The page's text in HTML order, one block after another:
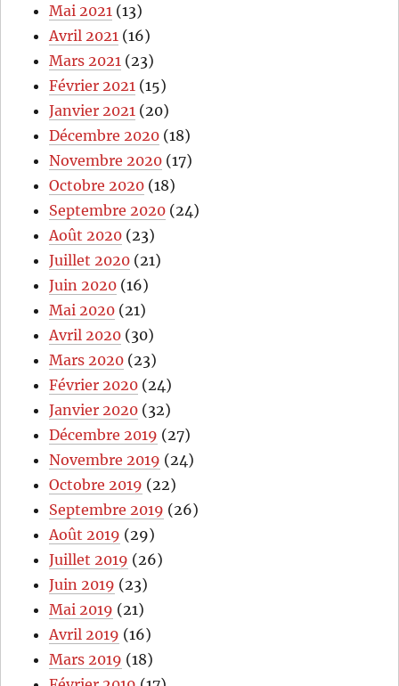
Mai 2021 (13)
Avril 2021 (16)
Mars 2021 (23)
Février 2021 (15)
Janvier 2021 (20)
Décembre 2020 (18)
Novembre 2020 (17)
Octobre 2020 (18)
Septembre 2020 (24)
Août 2020 (23)
Juillet 2020 (21)
Juin 2020 (16)
Mai 2020 (21)
Avril 2020 (30)
Mars 2020 (23)
Février 2020 (24)
Janvier 2020 (32)
Décembre 2019 (27)
Novembre 2019 (24)
Octobre 2019 (22)
Septembre 2019 (26)
Août 2019 (29)
Juillet 2019 (26)
Juin 2019 (23)
Mai 2019 (21)
Avril 2019 (16)
Mars 2019 (18)